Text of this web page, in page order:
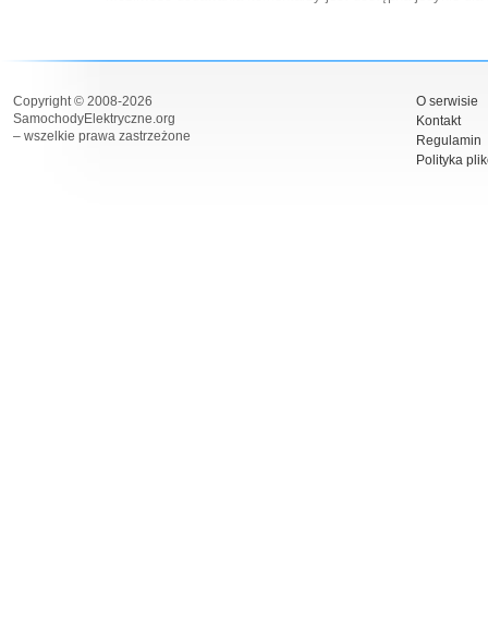
Copyright © 2008-2026
SamochodyElektryczne.org
– wszelkie prawa zastrzeżone
O serwisie
Kontakt
Regulamin
Polityka